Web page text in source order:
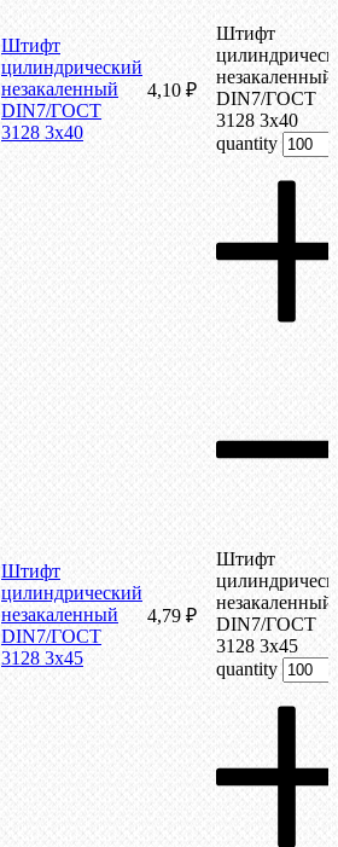
Штифт
цилиндрический
незакаленный
DIN7/ГОСТ
3128 3х40
4,10 ₽
Штифт
незакаленный
DIN7/ГОСТ
3128 3х40
quantity
Штифт
цилиндрический
незакаленный
DIN7/ГОСТ
3128 3х45
4,79 ₽
Штифт
незакаленный
DIN7/ГОСТ
3128 3х45
quantity